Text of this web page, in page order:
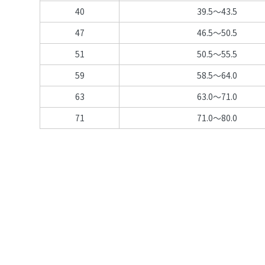
40
39.5～43.5
47
46.5～50.5
51
50.5～55.5
59
58.5～64.0
63
63.0～71.0
71
71.0～80.0